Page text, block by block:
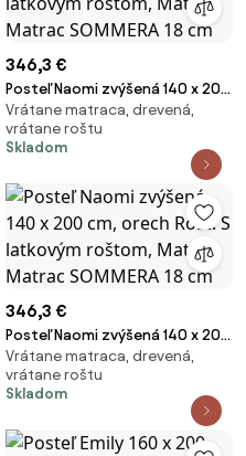
346,3 €
Posteľ Naomi zvýšená 140 x 200
cm, dub Rošt: S latkovým
roštom, Matrac: Matrac
SOMMERA 18 cm
Vrátane matraca, drevená,
vrátane roštu
Skladom
346,3 €
Posteľ Naomi zvýšená 140 x 200
cm, orech Rošt: S latkovým
roštom, Matrac: Matrac
SOMMERA 18 cm
Vrátane matraca, drevená,
vrátane roštu
Skladom